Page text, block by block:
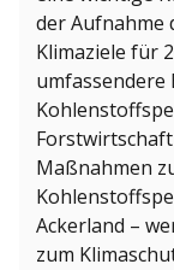
der Aufnahme
Klimaziele für
umfassendere
Maßnahmen
Ackerland –
zum